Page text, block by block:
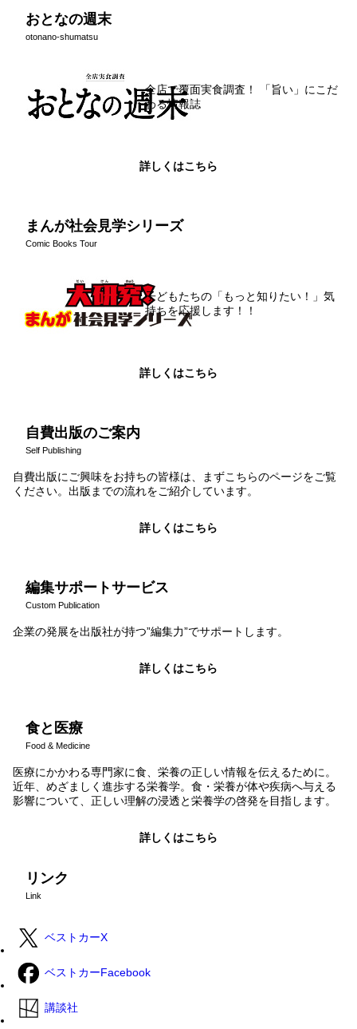
おとなの週末
otonano-shumatsu
全店で覆面実食調査！ 「旨い」にこだ
わる情報誌
詳しくはこちら
まんが社会見学シリーズ
Comic Books Tour
子どもたちの「もっと知りたい！」気
持ちを応援します！！
詳しくはこちら
自費出版のご案内
Self Publishing
自費出版にご興味をお持ちの皆様は、まずこちらのページをご覧
ください。出版までの流れをご紹介しています。
詳しくはこちら
編集サポートサービス
Custom Publication
企業の発展を出版社が持つ”編集力”でサポートします。
詳しくはこちら
食と医療
Food & Medicine
医療にかかわる専門家に食、栄養の正しい情報を伝えるために。
近年、めざましく進歩する栄養学。食・栄養が体や疾病へ与える
影響について、正しい理解の浸透と栄養学の啓発を目指します。
詳しくはこちら
リンク
Link
ベストカーX
ベストカーFacebook
講談社